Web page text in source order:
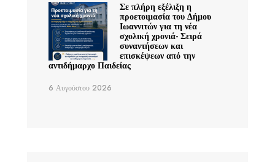
Σε πλήρη εξέλιξη η
προετοιμασία του Δήμου
Ιωαννιτών για τη νέα
σχολική χρονιά- Σειρά
συναντήσεων και
επισκέψεων από την
αντιδήμαρχο Παιδείας
6 Αυγούστου 2026